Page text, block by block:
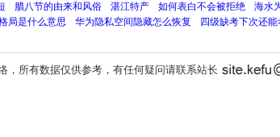
腊八节的由来和风俗 湛江特产 如何表白不会被拒绝 海水
局是什么意思 华为隐私空间隐藏怎么恢复 四级缺考下次还能
所有数据仅供参考，有任何疑问请联系站长